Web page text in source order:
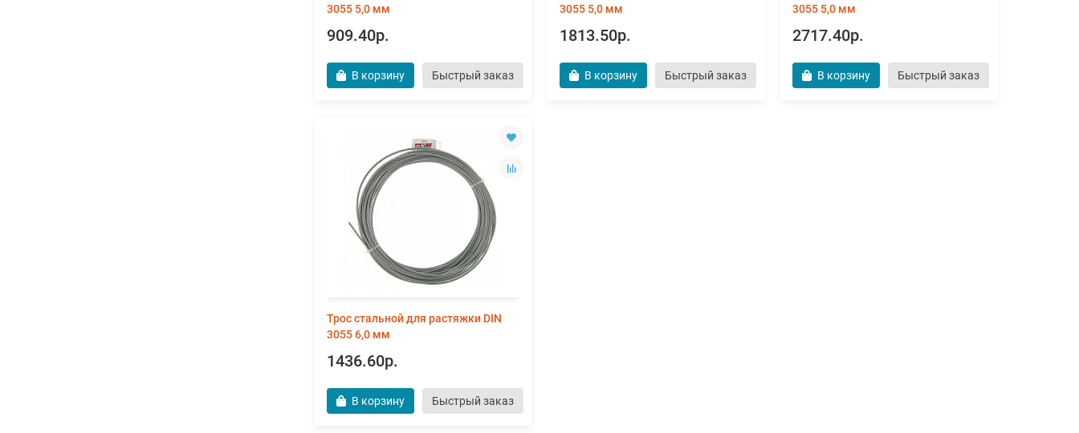
3055 5,0 мм
909.40р.
В корзину Быстрый заказ
3055 5,0 мм
1813.50р.
В корзину Быстрый заказ
3055 5,0 мм
2717.40р.
В корзину Быстрый заказ
Трос стальной для растяжки DIN
3055 6,0 мм
1436.60р.
В корзину Быстрый заказ